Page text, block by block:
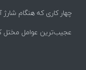
چهار کاری که هنگام شارژ
عجیب‌ترین عوامل مختل